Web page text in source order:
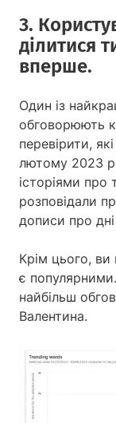
3.
ділитися
вперше.
Один із
обговорюють
перевірити,
лютому 2023
історіями
розповідали
дописи про
Крім цього, ви
є
найбільш
Валентина.